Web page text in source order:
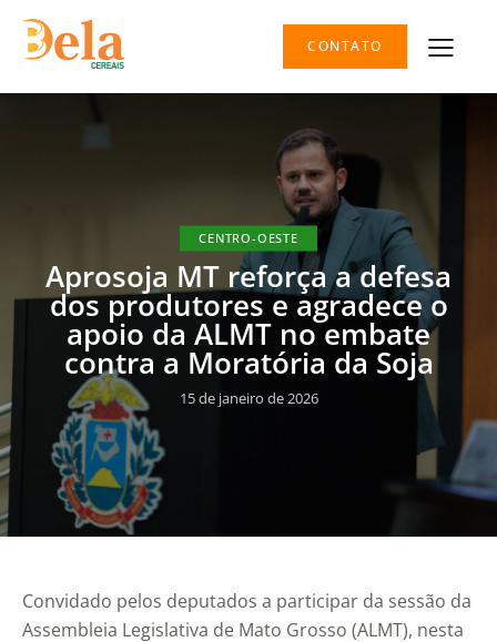
CONTATO
CENTRO-OESTE
Aprosoja MT reforça a defesa
dos produtores e agradece o
apoio da ALMT no embate
contra a Moratória da Soja
15 de janeiro de 2026
Convidado pelos deputados a participar da sessão da
Assembleia Legislativa de Mato Grosso (ALMT), nesta